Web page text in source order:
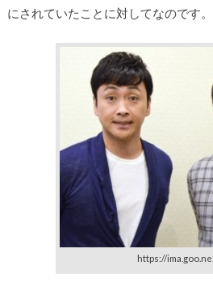
にされていたことに対してなのです。
https://